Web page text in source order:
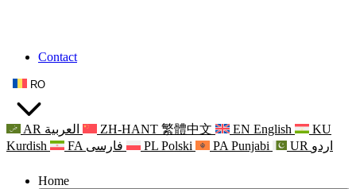
Contact
RO
AR العربية ZH-HANT 繁體中文 EN English
KU
Kurdish
FA فارسی PL Polski PA Punjabi UR اردو
Home